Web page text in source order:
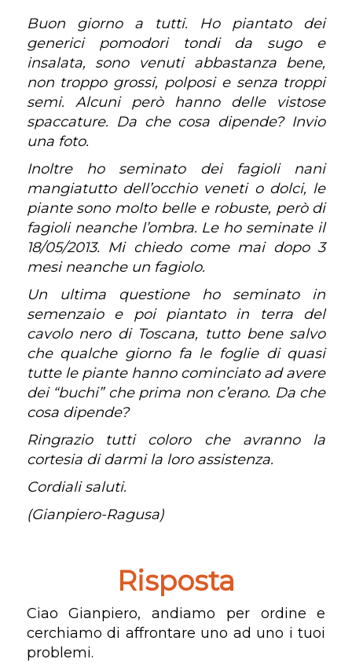
Buon giorno a tutti. Ho piantato dei
generici pomodori tondi da sugo e
insalata, sono venuti abbastanza bene,
non troppo grossi, polposi e senza troppi
semi. Alcuni però hanno delle vistose
spaccature. Da che cosa dipende? Invio
una foto.
Inoltre ho seminato dei fagioli nani
mangiatutto dell’occhio veneti o dolci, le
piante sono molto belle e robuste, però di
fagioli neanche l’ombra. Le ho seminate il
18/05/2013. Mi chiedo come mai dopo 3
mesi neanche un fagiolo.
Un ultima questione ho seminato in
semenzaio e poi piantato in terra del
cavolo nero di Toscana, tutto bene salvo
che qualche giorno fa le foglie di quasi
tutte le piante hanno cominciato ad avere
dei “buchi” che prima non c’erano. Da che
cosa dipende?
Ringrazio tutti coloro che avranno la
cortesia di darmi la loro assistenza.
Cordiali saluti.
(Gianpiero-Ragusa)
Risposta
Ciao Gianpiero, andiamo per ordine e
cerchiamo di affrontare uno ad uno i tuoi
problemi.